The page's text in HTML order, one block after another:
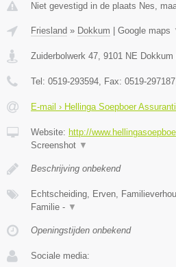
Niet gevestigd in de plaats Nes,
Friesland » Dokkum Google maps
Zuiderbolwerk 47 9101 NE Dokkum
Tel: 0519-293594 , Fax: 0519-297187
E-mail › Hellinga Soepboer
Website: http://
Screenshot ▼
Beschrijving onbekend
Echtscheiding, Erven,
Familie - ▼
Openingstijden onbekend
Sociale media: